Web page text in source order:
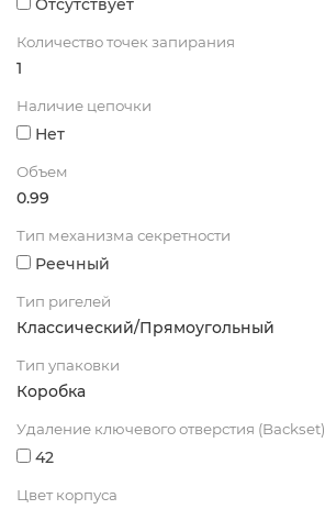
Количество точек запирания
1
Наличие цепочки
Нет
Объем
0.99
Тип механизма секретности
Реечный
Тип ригелей
Классический/Прямоугольный
Тип упаковки
Коробка
Удаление ключевого отверстия (Backset)
42
Цвет корпуса